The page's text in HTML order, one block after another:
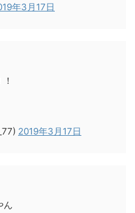
年3月17日
2019年3月17日
ん